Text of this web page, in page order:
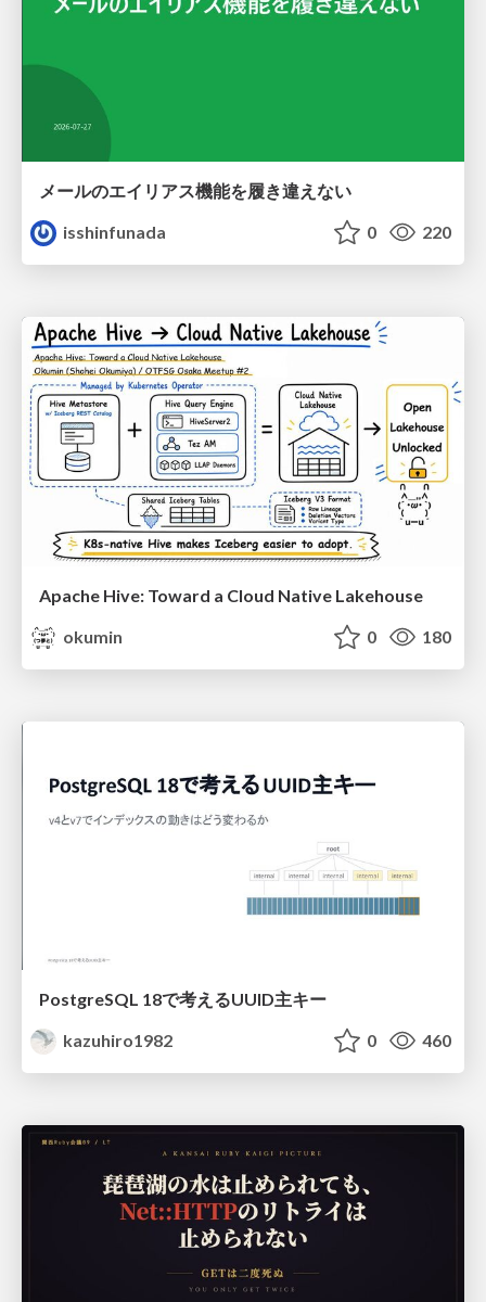
メールのエイリアス機能を履き違えない
isshinfunada
0 220
Apache Hive: Toward a Cloud Native Lakehouse
okumin
0 180
PostgreSQL 18で考えるUUID主キー
kazuhiro1982
0 460